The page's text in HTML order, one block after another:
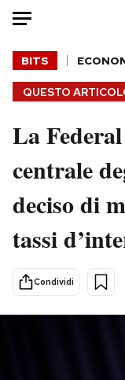
HOME
Italia
Politica
Tecnologia
Scienza
Cultura
Economia
Sport
QUESTO
BITS
La
centrale
deciso di
tassi
Condividi